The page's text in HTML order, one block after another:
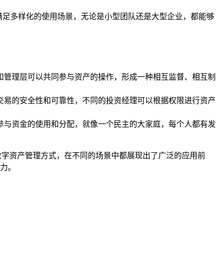
多样化的使用场景，无论是小型团队还是大型企业，都能够
理层可以共同参与资产的操作，形成一种相互监督、相互制
的安全性和可靠性，不同的投资经理可以根据权限进行资产
资金的使用和分配，就像一个民主的大家庭，每个人都有发
资产管理方式，在不同的场景中都展现出了广泛的应用前
。